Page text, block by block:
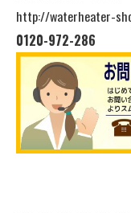
http://waterheater-
0120-972-286